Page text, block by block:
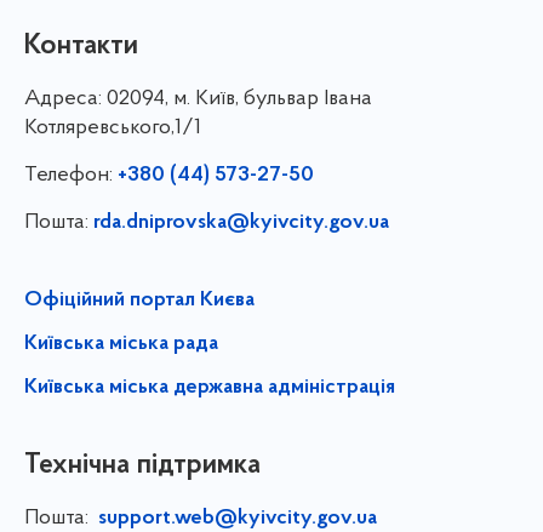
Контакти
Адреса: 02094, м. Київ, бульвар Івана
Котляревського,1/1
Телефон: +380 (44) 573-27-50
Пошта: rda.dniprovska@kyivcity.gov.ua
Офіційний портал Києва
Київська міська рада
Київська міська державна адміністрація
Технічна підтримка
Пошта: support.web@kyivcity.gov.ua